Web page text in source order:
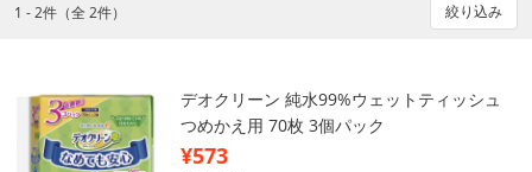
1 - 2件（全 2件） 絞り込み
デオクリーン 純水99%ウェットティッシュ
つめかえ用 70枚 3個パック
¥573